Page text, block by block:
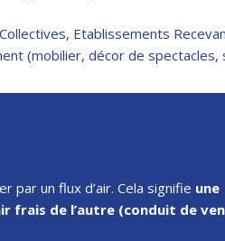
Etablissements
(mobilier, décor de spectacles,
par un flux d’air. Cela signifie une
frais de l’autre (conduit de